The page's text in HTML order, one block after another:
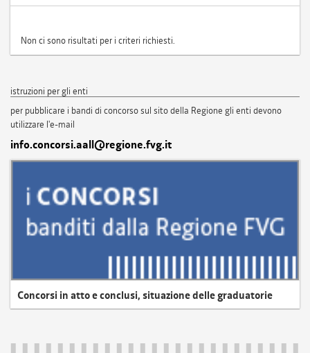
Non ci sono risultati per i criteri richiesti.
istruzioni per gli enti
per pubblicare i bandi di concorso sul sito della Regione gli enti devono
utilizzare l'e-mail
info.concorsi.aall@regione.fvg.it
Concorsi in atto e conclusi, situazione delle graduatorie